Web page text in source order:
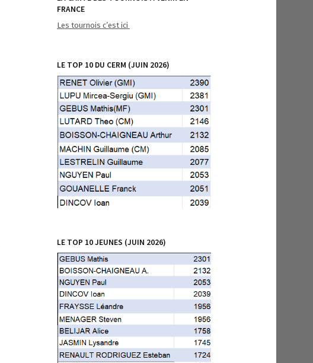
FRANCE
Les tournois c’est ici
LE TOP 10 DU CERM (JUIN 2026)
LE TOP 10 JEUNES (JUIN 2026)